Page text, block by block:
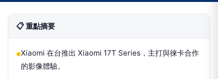
📋 重點摘要
●Xiaomi 在台推出 Xiaomi 17T Series，主打與徠卡合作
的影像體驗。